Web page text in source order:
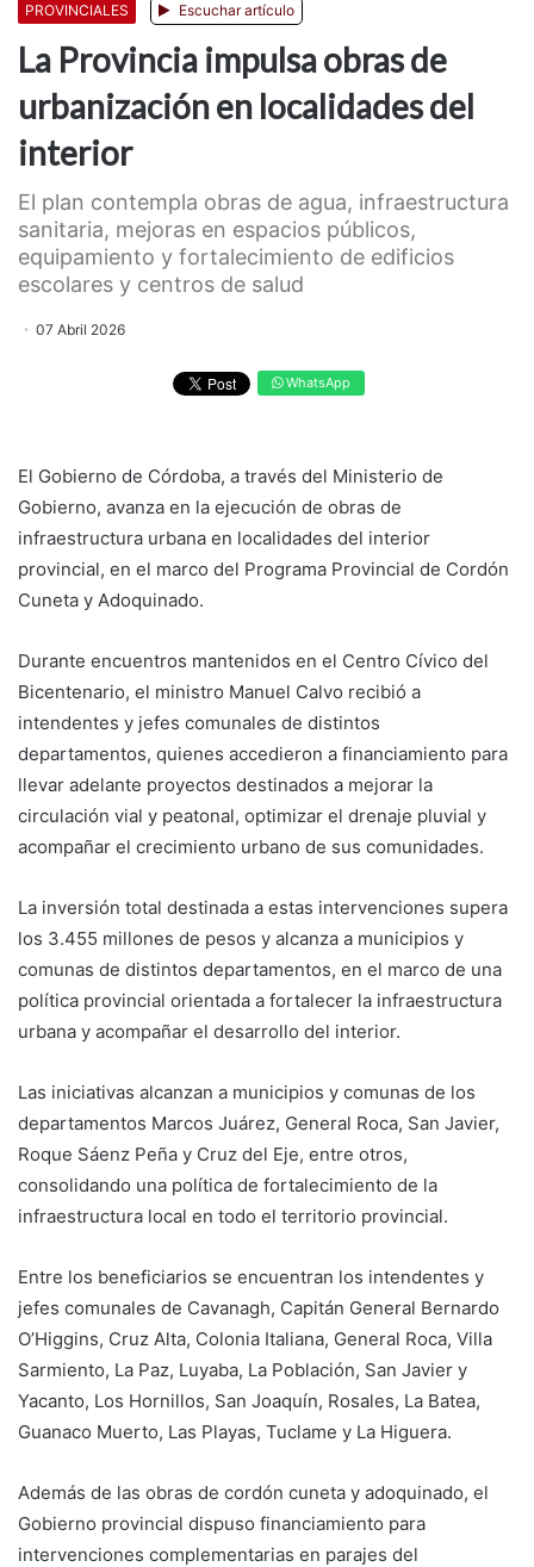
PROVINCIALES Escuchar artículo
La Provincia impulsa obras de
urbanización en localidades del
interior
El plan contempla obras de agua, infraestructura
sanitaria, mejoras en espacios públicos,
equipamiento y fortalecimiento de edificios
escolares y centros de salud
07 Abril 2026
WhatsApp
El Gobierno de Córdoba, a través del Ministerio de
Gobierno, avanza en la ejecución de obras de
infraestructura urbana en localidades del interior
provincial, en el marco del Programa Provincial de Cordón
Cuneta y Adoquinado.
Durante encuentros mantenidos en el Centro Cívico del
Bicentenario, el ministro Manuel Calvo recibió a
intendentes y jefes comunales de distintos
departamentos, quienes accedieron a financiamiento para
llevar adelante proyectos destinados a mejorar la
circulación vial y peatonal, optimizar el drenaje pluvial y
acompañar el crecimiento urbano de sus comunidades.
La inversión total destinada a estas intervenciones supera
los 3.455 millones de pesos y alcanza a municipios y
comunas de distintos departamentos, en el marco de una
política provincial orientada a fortalecer la infraestructura
urbana y acompañar el desarrollo del interior.
Las iniciativas alcanzan a municipios y comunas de los
departamentos Marcos Juárez, General Roca, San Javier,
Roque Sáenz Peña y Cruz del Eje, entre otros,
consolidando una política de fortalecimiento de la
infraestructura local en todo el territorio provincial.
Entre los beneficiarios se encuentran los intendentes y
jefes comunales de Cavanagh, Capitán General Bernardo
O’Higgins, Cruz Alta, Colonia Italiana, General Roca, Villa
Sarmiento, La Paz, Luyaba, La Población, San Javier y
Yacanto, Los Hornillos, San Joaquín, Rosales, La Batea,
Guanaco Muerto, Las Playas, Tuclame y La Higuera.
Además de las obras de cordón cuneta y adoquinado, el
Gobierno provincial dispuso financiamiento para
intervenciones complementarias en parajes del